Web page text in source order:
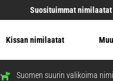
Suosituimmat nimilaatat
Kissan nimilaatat
Suomen suurin valikoima